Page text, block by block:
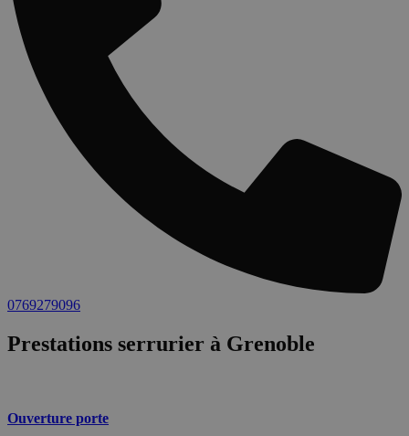
0769279096
Prestations serrurier à Grenoble
Ouverture porte